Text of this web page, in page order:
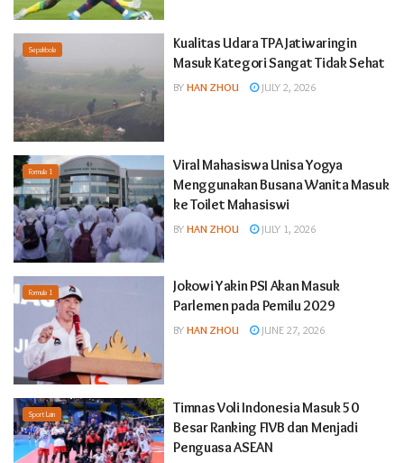
Sepakbola
Kualitas Udara TPA Jatiwaringin
Masuk Kategori Sangat Tidak Sehat
BY HAN ZHOU JULY 2, 2026
Formula 1
Viral Mahasiswa Unisa Yogya
Menggunakan Busana Wanita Masuk
ke Toilet Mahasiswi
BY HAN ZHOU JULY 1, 2026
Formula 1
Jokowi Yakin PSI Akan Masuk
Parlemen pada Pemilu 2029
BY HAN ZHOU JUNE 27, 2026
Sport Lain
Timnas Voli Indonesia Masuk 50
Besar Ranking FIVB dan Menjadi
Penguasa ASEAN